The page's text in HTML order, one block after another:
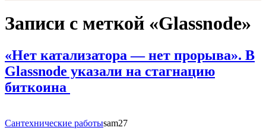
Записи с меткой «Glassnode»
«Нет катализатора — нет прорыва». В
Glassnode указали на стагнацию
биткоина
Сантехнические работыsam27